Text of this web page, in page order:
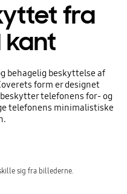
fra
kant
behagelig beskyttelse af
form er designet
telefonens for- og
telefonens minimalistiske
sig fra billederne.